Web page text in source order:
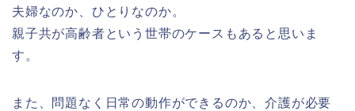
夫婦なのか、ひとりなのか。
親子共が高齢者という世帯のケースもあると思いま
す。
また、問題なく日常の動作ができるのか、介護が必要